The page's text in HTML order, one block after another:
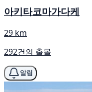
아키타코마가다케
29 km
292건의 출몰
알림